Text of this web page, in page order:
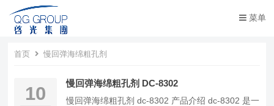
菜单
首页 慢回弹海绵粗孔剂
10 慢回弹海绵粗孔剂 DC-8302
慢回弹海绵粗孔剂 dc-8302 产品介绍 dc-8302 是一